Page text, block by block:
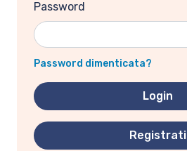
Password
Password dimenticata?
Registrati